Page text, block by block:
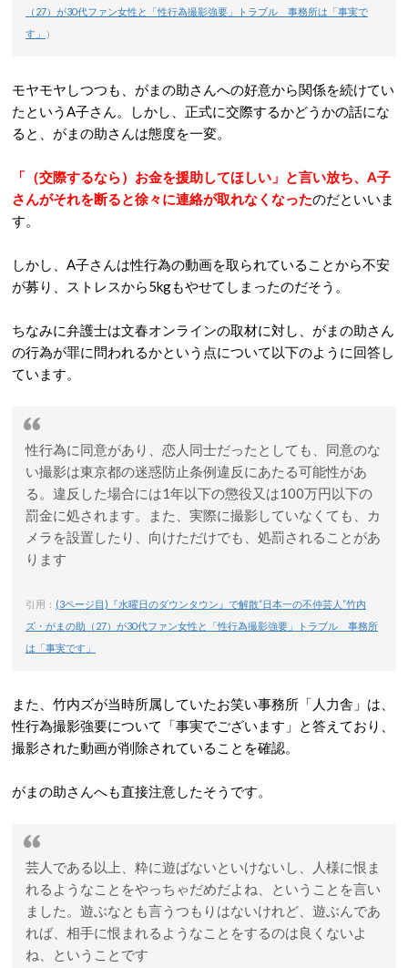
（27）が30代ファン女性と「性行為撮影強要」トラブル 事務所は「事実で
す」
）
モヤモヤしつつも、がまの助さんへの好意から関係を続けてい
たというA子さん。しかし、正式に交際するかどうかの話にな
ると、がまの助さんは態度を一変。
「（交際するなら）お金を援助してほしい」と言い放ち、A子
さんがそれを断ると徐々に連絡が取れなくなったのだといいま
す。
しかし、A子さんは性行為の動画を取られていることから不安
が募り、ストレスから5kgもやせてしまったのだそう。
ちなみに弁護士は文春オンラインの取材に対し、がまの助さん
の行為が罪に問われるかという点について以下のように回答し
ています。
性行為に同意があり、恋人同士だったとしても、同意のな
い撮影は東京都の迷惑防止条例違反にあたる可能性があ
る。違反した場合には1年以下の懲役又は100万円以下の
罰金に処されます。また、実際に撮影していなくても、カ
メラを設置したり、向けただけでも、処罰されることがあ
ります
引用： (3ページ目)『水曜日のダウンタウン』で解散“日本一の不仲芸人”竹内
ズ・がまの助（27）が30代ファン女性と「性行為撮影強要」トラブル 事務所
は「事実です」
また、竹内ズが当時所属していたお笑い事務所「人力舎」は、
性行為撮影強要について「事実でございます」と答えており、
撮影された動画が削除されていることを確認。
がまの助さんへも直接注意したそうです。
芸人である以上、粋に遊ばないといけないし、人様に恨ま
れるようなことをやっちゃだめだよね、ということを言い
ました。遊ぶなとも言うつもりはないけれど、遊ぶんであ
れば、相手に恨まれるようなことをするのは良くないよ
ね、ということです